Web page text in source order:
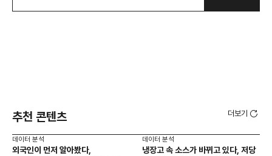
추천 콘텐츠 더보기
데이터 분석
외국인이 먼저 알아봤다,
데이터 분석
냉장고 속 소스가 바뀌고 있다, 저당